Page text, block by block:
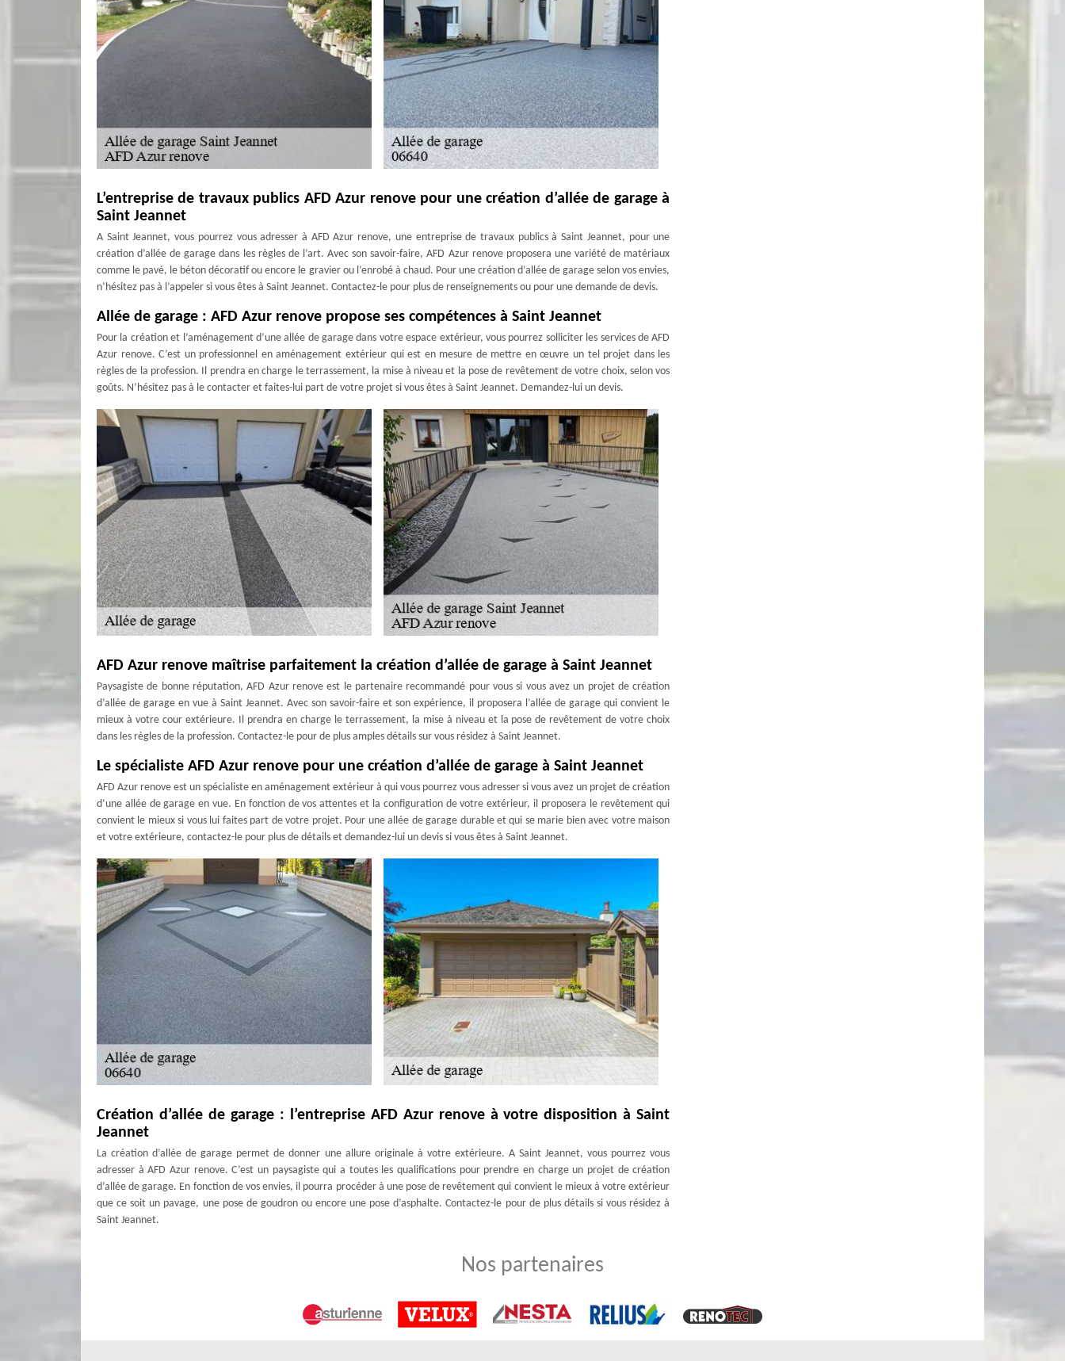
L’entreprise de travaux publics AFD Azur renove pour une création d’allée de garage à
Saint Jeannet
A Saint Jeannet, vous pourrez vous adresser à AFD Azur renove, une entreprise de travaux publics à Saint Jeannet, pour une
création d’allée de garage dans les règles de l’art. Avec son savoir-faire, AFD Azur renove proposera une variété de matériaux
comme le pavé, le béton décoratif ou encore le gravier ou l’enrobé à chaud. Pour une création d’allée de garage selon vos envies,
n’hésitez pas à l’appeler si vous êtes à Saint Jeannet. Contactez-le pour plus de renseignements ou pour une demande de devis.
Allée de garage : AFD Azur renove propose ses compétences à Saint Jeannet
Pour la création et l’aménagement d’une allée de garage dans votre espace extérieur, vous pourrez solliciter les services de AFD
Azur renove. C’est un professionnel en aménagement extérieur qui est en mesure de mettre en œuvre un tel projet dans les
règles de la profession. Il prendra en charge le terrassement, la mise à niveau et la pose de revêtement de votre choix, selon vos
goûts. N’hésitez pas à le contacter et faites-lui part de votre projet si vous êtes à Saint Jeannet. Demandez-lui un devis.
AFD Azur renove maîtrise parfaitement la création d’allée de garage à Saint Jeannet
Paysagiste de bonne réputation, AFD Azur renove est le partenaire recommandé pour vous si vous avez un projet de création
d’allée de garage en vue à Saint Jeannet. Avec son savoir-faire et son expérience, il proposera l’allée de garage qui convient le
mieux à votre cour extérieure. Il prendra en charge le terrassement, la mise à niveau et la pose de revêtement de votre choix
dans les règles de la profession. Contactez-le pour de plus amples détails sur vous résidez à Saint Jeannet.
Le spécialiste AFD Azur renove pour une création d’allée de garage à Saint Jeannet
AFD Azur renove est un spécialiste en aménagement extérieur à qui vous pourrez vous adresser si vous avez un projet de création
d’une allée de garage en vue. En fonction de vos attentes et la configuration de votre extérieur, il proposera le revêtement qui
convient le mieux si vous lui faites part de votre projet. Pour une allée de garage durable et qui se marie bien avec votre maison
et votre extérieure, contactez-le pour plus de détails et demandez-lui un devis si vous êtes à Saint Jeannet.
Création d’allée de garage : l’entreprise AFD Azur renove à votre disposition à Saint
Jeannet
La création d’allée de garage permet de donner une allure originale à votre extérieure. A Saint Jeannet, vous pourrez vous
adresser à AFD Azur renove. C’est un paysagiste qui a toutes les qualifications pour prendre en charge un projet de création
d’allée de garage. En fonction de vos envies, il pourra procéder à une pose de revêtement qui convient le mieux à votre extérieur
que ce soit un pavage, une pose de goudron ou encore une pose d’asphalte. Contactez-le pour de plus détails si vous résidez à
Saint Jeannet.
Nos partenaires